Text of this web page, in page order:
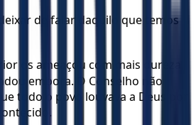
de falar daquilo que temos
os ameaçou com mais dureza
embora. O Conselho não
todo o povo louvava a Deus por